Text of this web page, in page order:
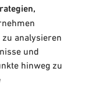
analysieren
und
hinweg zu